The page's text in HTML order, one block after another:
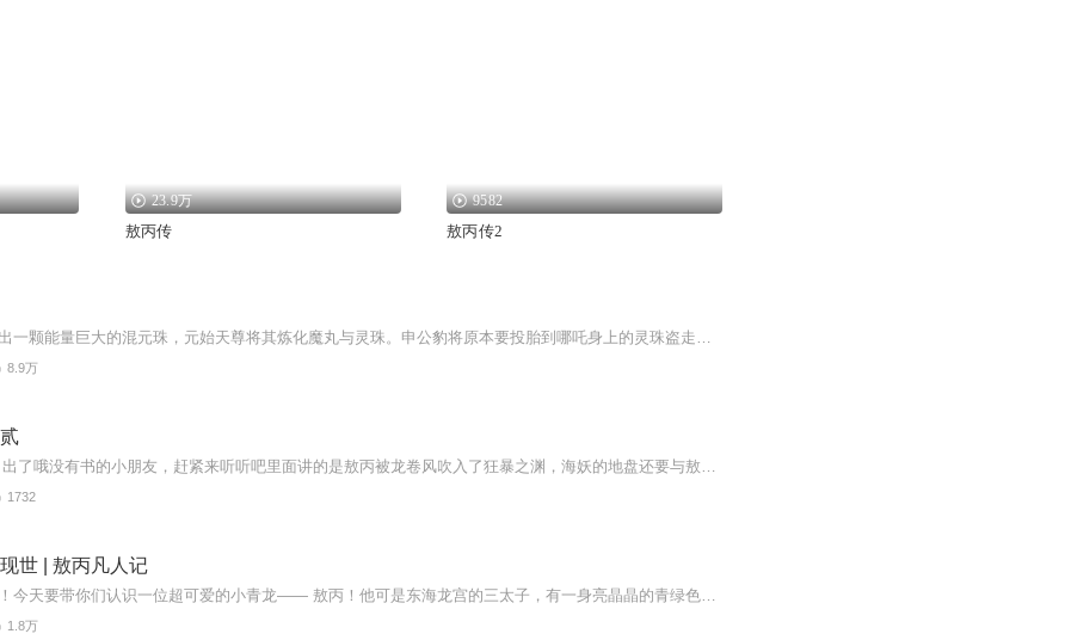
23.9万
敖丙传
9582
敖丙传2
天地灵气孕育出一颗能量巨大的混元珠，元始天尊将其炼化魔丸与灵珠。申公豹将原本要投胎到哪吒身上的灵珠盗走，交与东海龙王，就这样领主转世的三太子敖丙诞生了。但是灵珠转世的敖丙很快就被有心人盯上，一场关于成长和针对龙族的大战拉开序幕……作者：...
8.9万
《敖丙传》贰 出了哦没有书的小朋友，赶紧来听听吧里面讲的是敖丙被龙卷风吹入了狂暴之渊，海妖的地盘还要与敖丙合作一起……
1732
世 | 敖丙凡人记
小朋友们好呀！今天要带你们认识一位超可爱的小青龙—— 敖丙！他可是东海龙宫的三太子，有一身亮晶晶的青绿色鳞片，刚出生就自带 “大罗仙资”～不过呀，小敖丙有小烦恼：听说神话里自己会被哪吒打败，还会变成天庭的 “小木偶”，所以他悄悄立下小目标 ...
1.8万